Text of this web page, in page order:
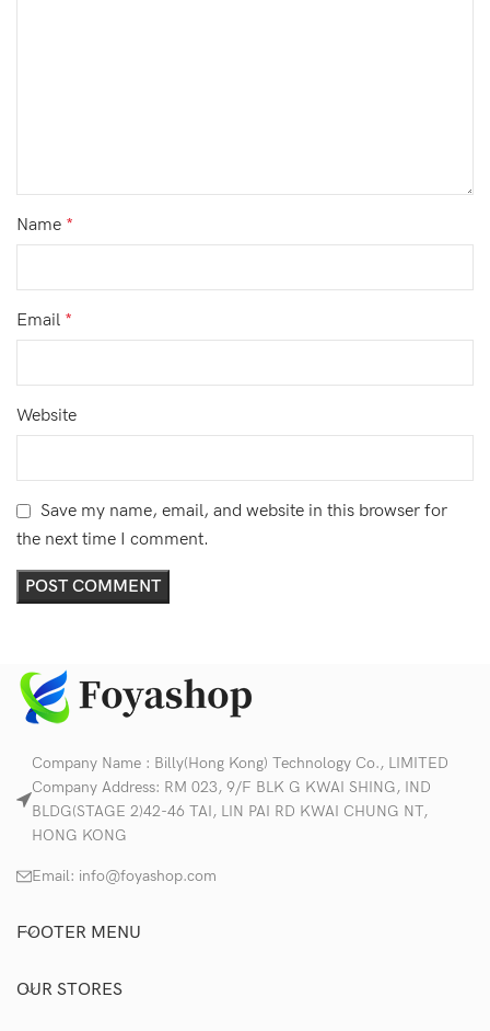
Name *
Email *
Website
Save my name, email, and website in this browser for
the next time I comment.
Company Name : Billy(Hong Kong) Technology Co., LIMITED
Company Address: RM 023, 9/F BLK G KWAI SHING, IND
BLDG(STAGE 2)42-46 TAI, LIN PAI RD KWAI CHUNG NT,
HONG KONG
Email: info@foyashop.com
FOOTER MENU
OUR STORES